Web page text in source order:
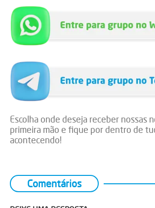
Escolha onde deseja receber nossas
primeira mão e fique por dentro de
acontecendo!
Comentários